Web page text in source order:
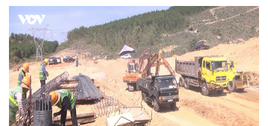
Du lịch
Tư vấn
Podcast
Câu chuyện thời sự